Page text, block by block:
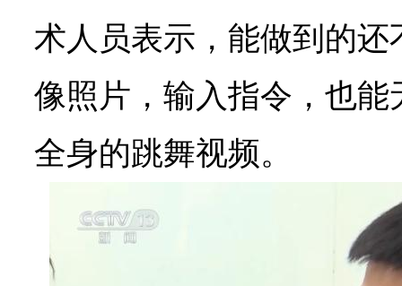
术人员表示，能做到的
像照片，输入指令，也
全身的跳舞视频。